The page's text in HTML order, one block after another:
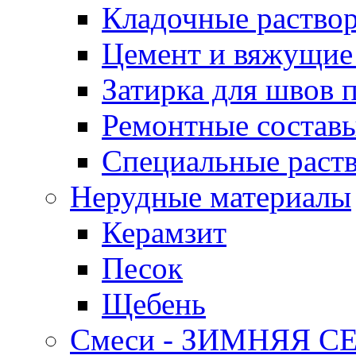
Кладочные
Цемент и
Затирка для швов
Ремонтные
Специальные
Нерудные материалы
Керамзит
Песок
Щебень
Смеси - ЗИМНЯЯ